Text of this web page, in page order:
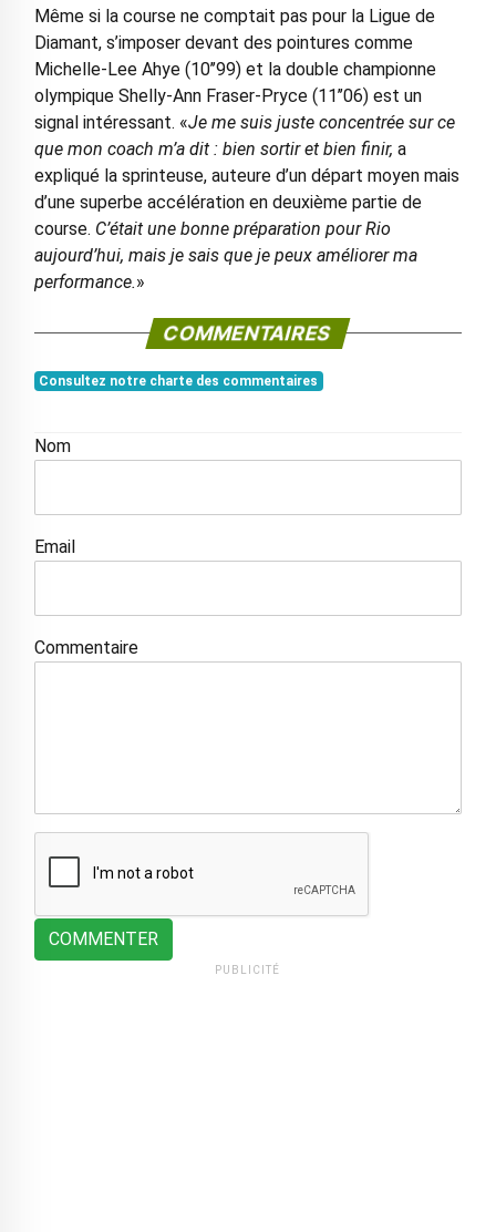
Même si la course ne comptait pas pour la Ligue de
Diamant, s’imposer devant des pointures comme
Michelle-Lee Ahye (10’’99) et la double championne
olympique Shelly-Ann Fraser-Pryce (11’’06) est un
signal intéressant. «Je me suis juste concentrée sur ce
que mon coach m’a dit : bien sortir et bien finir, a
expliqué la sprinteuse, auteure d’un départ moyen mais
d’une superbe accélération en deuxième partie de
course. C’était une bonne préparation pour Rio
aujourd’hui, mais je sais que je peux améliorer ma
performance.»
COMMENTAIRES
Consultez notre charte des commentaires
Nom
Email
Commentaire
COMMENTER
PUBLICITÉ